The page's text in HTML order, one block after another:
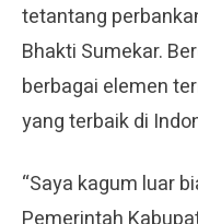
tetantang
Bhakti Sumekar.
berbagai elemen
yang terbaik di
“Saya kagum luar